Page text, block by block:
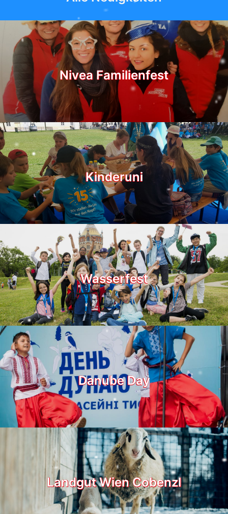
Nivea Familienfest
Kinderuni
Wasserfest
Danube Day
Landgut Wien Cobenzl